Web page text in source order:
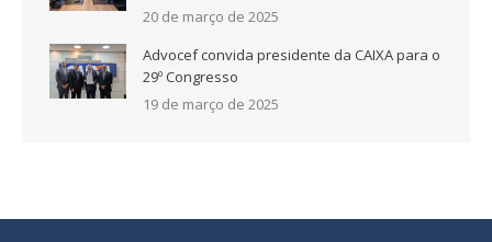
20 de março de 2025
Advocef convida presidente da CAIXA para o
29º Congresso
19 de março de 2025